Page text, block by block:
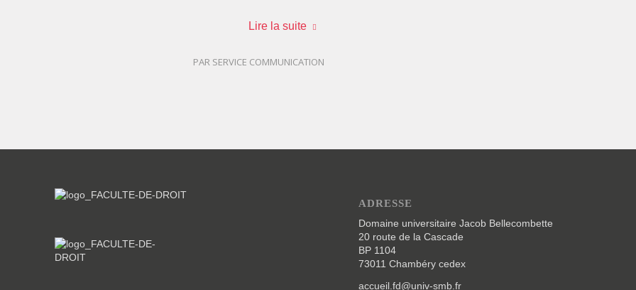
Lire la suite
PAR SERVICE COMMUNICATION
ADRESSE
Domaine universitaire Jacob Bellecombette
20 route de la Cascade
BP 1104
73011 Chambéry cedex
accueil.fd@univ-smb.fr